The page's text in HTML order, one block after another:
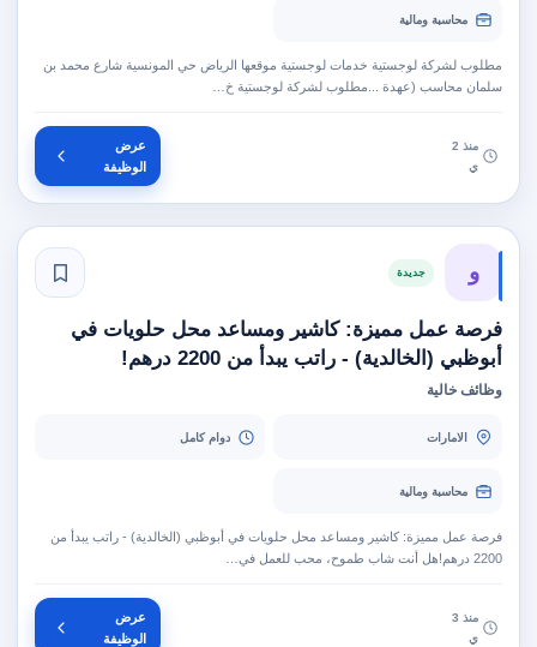
محاسبة ومالية
مطلوب لشركة لوجستية خدمات لوجستية موقعها الرياض حي المونسية شارع محمد بن
سلمان محاسب (عهدة ...مطلوب لشركة لوجستية خ…
منذ 2
ي
عرض
الوظيفة
و جديدة
فرصة عمل مميزة: كاشير ومساعد محل حلويات في
أبوظبي (الخالدية) - راتب يبدأ من 2200 درهم!
وظائف خالية
الامارات دوام كامل
محاسبة ومالية
فرصة عمل مميزة: كاشير ومساعد محل حلويات في أبوظبي (الخالدية) - راتب يبدأ من
2200 درهم!هل أنت شاب طموح، محب للعمل في…
منذ 3
ي
عرض
الوظيفة